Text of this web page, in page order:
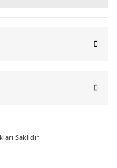
Saklıdır.